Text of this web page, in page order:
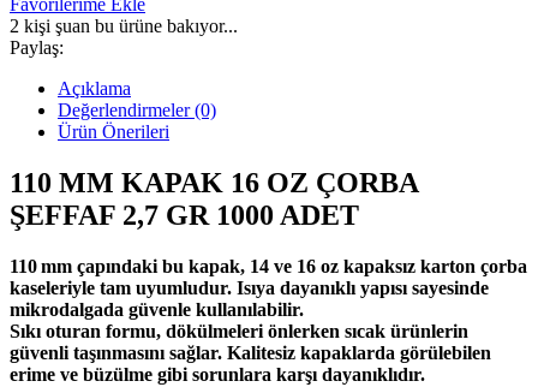
OZ
ÇORBA
ŞEFFAF
2,7
GR
1000
ADET
adet
Favorilerime Ekle
2 kişi şuan bu ürüne bakıyor...
Paylaş:
Açıklama
Değerlendirmeler (0)
Ürün Önerileri
110 MM KAPAK 16 OZ ÇORBA
ŞEFFAF 2,7 GR 1000 ADET
110 mm çapındaki bu kapak, 14 ve 16 oz kapaksız karton çorba
kaseleriyle tam uyumludur. Isıya dayanıklı yapısı sayesinde
mikrodalgada güvenle kullanılabilir.
Sıkı oturan formu, dökülmeleri önlerken sıcak ürünlerin
güvenli taşınmasını sağlar. Kalitesiz kapaklarda görülebilen
erime ve büzülme gibi sorunlara karşı dayanıklıdır.